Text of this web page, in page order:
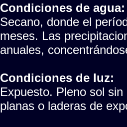
Condiciones de agua:
Secano, donde el
meses. Las
anuales,
Condiciones de luz:
Expuesto. Pleno sol
planas o laderas de